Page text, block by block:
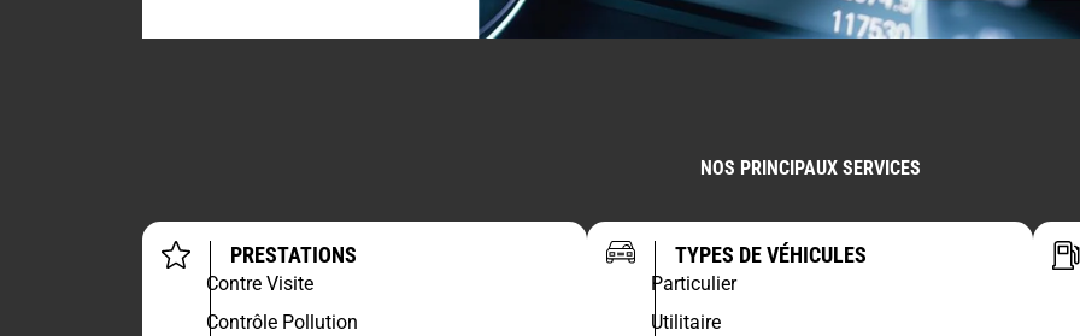
NOS PRINCIPAUX SERVICES
PRESTATIONS
Contre Visite
Contrôle Pollution
TYPES DE VÉHICULES
Particulier
Utilitaire